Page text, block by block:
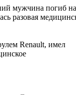
мужчина погиб на
разовая
Renault, имел